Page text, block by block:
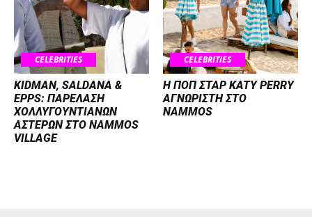
CELEBRITIES
KIDMAN, SALDANA &
EPPS: ΠΑΡΕΛΑΣΗ
ΧΟΛΛΥΓΟΥΝΤΙΑΝΩΝ
ΑΣΤΕΡΩΝ ΣΤΟ NAMMOS
VILLAGE
CELEBRITIES
H ΠΟΠ ΣΤΑΡ KATY PERRY
ΑΓΝΩΡΙΣΤΗ ΣΤΟ
NAMMOS